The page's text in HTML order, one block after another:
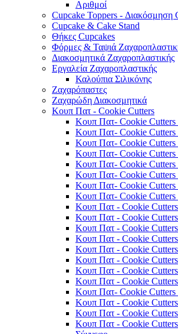
Αριθμοί
Cupcake Toppers - Διακόσμηση
Cupcake & Cake Stand
Θήκες Cupcakes
Φόρμες & Ταψιά
Διακοσμητικά Ζαχαροπλαστικής
Εργαλεία Ζαχαροπλαστικής
Καλούπια Σιλικόνης
Ζαχαρόπαστες
Ζαχαρώδη Διακοσμητικά
Κουπ Πατ - Cookie Cutters
Κουπ Πατ- Cookie Cutters
Κουπ Πατ- Cookie Cutters
Κουπ Πατ- Cookie Cutters
Κουπ Πατ- Cookie Cutters
Κουπ Πατ- Cookie Cutters
Κουπ Πατ- Cookie Cutters
Κουπ Πατ- Cookie Cutters
Κουπ Πατ- Cookie Cutters
Κουπ Πατ - Cookie Cutters
Κουπ Πατ - Cookie
Κουπ Πατ - Cookie
Κουπ Πατ - Cookie Cutters
Κουπ Πατ - Cookie
Κουπ Πατ - Cookie
Κουπ Πατ - Cookie Cutters
Κουπ Πατ - Cookie
Κουπ Πατ- Cookie
Κουπ Πατ - Cookie
Κουπ Πατ - Cookie
Κουπ Πατ - Cookie